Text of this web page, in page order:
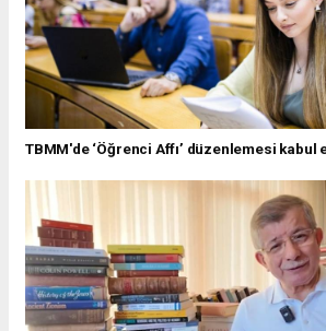
TBMM'de ‘Öğrenci Affı’ düzenlemesi kabul